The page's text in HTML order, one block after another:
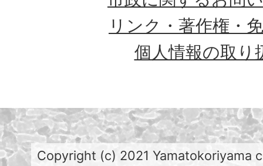
リンク・著作権・
個人情報の取り
Copyright (c) 2021 Yamatokoriyama